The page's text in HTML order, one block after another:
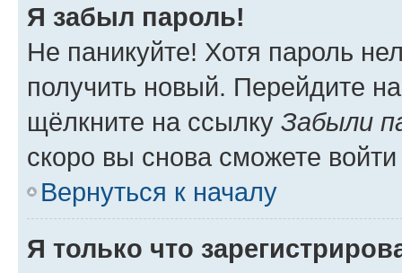
Я забыл пароль!
Не паникуйте! Хотя пароль
получить новый. Перейдите
щёлкните на ссылку Забыли
скоро вы снова сможете
Вернуться к началу
Я только что